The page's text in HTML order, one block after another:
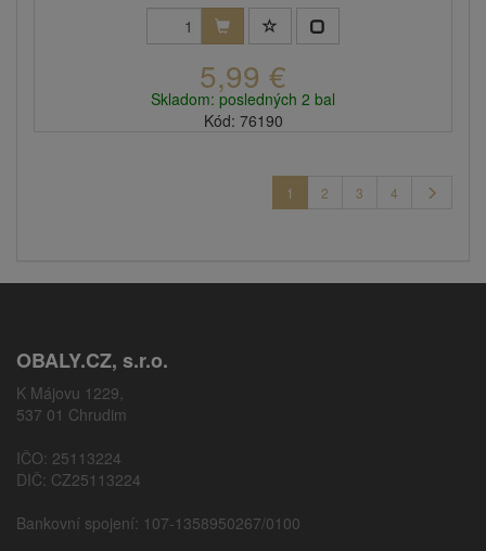
5,99 €
Skladom: posledných 2 bal
Kód: 76190
1 2 3 4
OBALY.CZ, s.r.o.
K Májovu 1229,
537 01 Chrudim
IČO: 25113224
DIČ: CZ25113224
Bankovní spojení: 107-1358950267/0100